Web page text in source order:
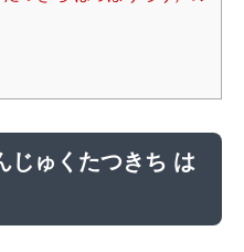
じゅくたつきち は